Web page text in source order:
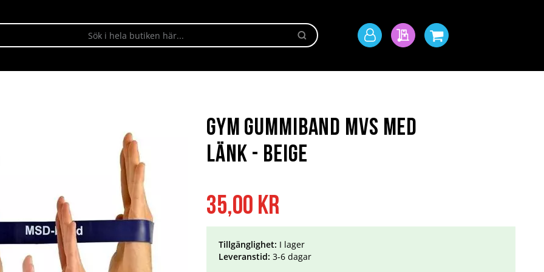
Sök
Mitt
Min offertMin kundvagn
35,00 kr
Tillgänglighet: I lager
Leveranstid: 3-6 dagar
Gym Gummiband MVS med
Länk - Beige